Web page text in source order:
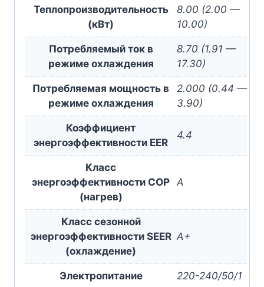
Теплопроизводительность
(кВт)
8.00 (2.00 —
10.00)
Потребляемый ток в
режиме охлаждения
8.70 (1.91 —
17.30)
Потребляемая мощность в
режиме охлаждения
2.000 (0.44 —
3.90)
Коэффициент
энергоэффективности EER
4.4
Класс
энергоэффективности COP
(нагрев)
A
Класс сезонной
энергоэффективности SEER
(охлаждение)
A+
Электропитание 220-240/50/1